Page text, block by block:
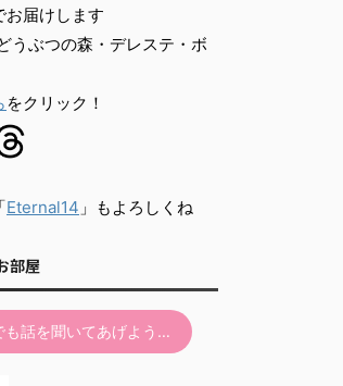
矢
印
く
い。
お届けします
うぶつの森・デレステ・ボ
をクリック！
Eternal14 」もよろしくね
部屋
も話を聞いてあげよう…